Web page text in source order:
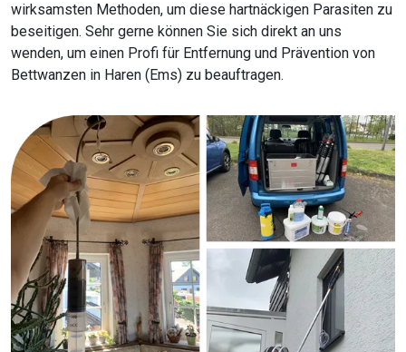
wirksamsten Methoden, um diese hartnäckigen Parasiten zu
beseitigen. Sehr gerne können Sie sich direkt an uns
wenden, um einen Profi für Entfernung und Prävention von
Bettwanzen in Haren (Ems) zu beauftragen.